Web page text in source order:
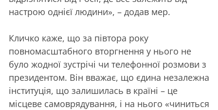
настрою однієї людини», – додав мер.
Кличко каже, що за півтора року
повномасштабного вторгнення у нього не
було жодної зустрічі чи телефонної розмови з
президентом. Він вважає, що єдина незалежна
інституція, що залишилась в країні – це
місцеве самоврядування, і на нього «чиниться